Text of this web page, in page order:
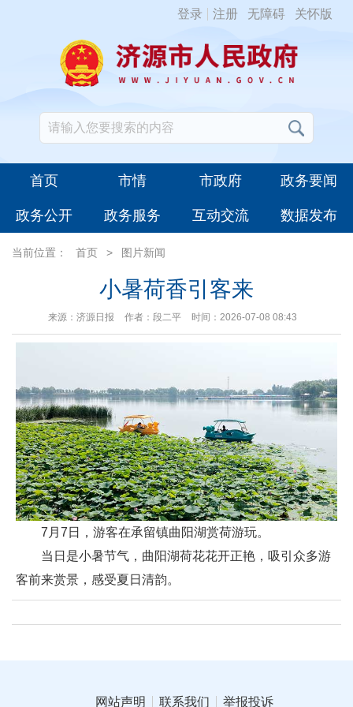
登录 注册 无障碍 关怀版
首页 市情 市政府 政务要闻
政务公开 政务服务 互动交流 数据发布
当前位置： 首页 > 图片新闻
小暑荷香引客来
来源：济源日报 作者：段二平 时间：2026-07-08 08:43
7月7日，游客在承留镇曲阳湖赏荷游玩。
当日是小暑节气，曲阳湖荷花花开正艳，吸引众多游
客前来赏景，感受夏日清韵。
网站声明 联系我们 举报投诉